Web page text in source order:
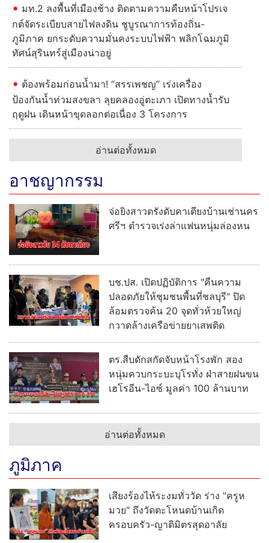
มท.2 ลงพื้นที่เมืองช้าง ติดตามความคืบหน้าโปรเจ
กต์จัดระเบียบสายไฟลงดิน ชูบูรณาการท้องถิ่น-
ภูมิภาค ยกระดับความมั่นคงระบบไฟฟ้า พลิกโฉมภูมิ
ทัศน์สุรินทร์สู่เมืองน่าอยู่
ต้องพร้อมก่อนน้ำมา! “สรรเพชญ” เร่งเครื่อง
ป้องกันน้ำท่วมสงขลา ลุยคลองอู่ตะเภา เปิดทางน้ำรับ
ฤดูฝน เดินหน้าขุดลอกต่อเนื่อง 3 โครงการ
อ่านต่อทั้งหมด
อาชญากรรม
จ่อยิงสาวตรังดับคาเตียงบ้านเช่านคร
ศรีฯ ตำรวจเร่งล่าแฟนหนุ่มล่องหน
บช.ปส. เปิดปฏิบัติการ "คืนความ
ปลอดภัยให้ชุมชนพื้นที่ชลบุรี" ปิด
ล้อมตรวจค้น 20 จุดทั่วห้วยใหญ่
กวาดล้างเครือข่ายยาเสพติด
ตร.สืบดักสกัดจับหน้าโรงพัก สอง
หนุ่มควบกระบะบุโรทั่ง ฝ่าสายฝนขน
เฮโรอีน-ไอซ์ มูลค่า 100 ล้านบาท
อ่านต่อทั้งหมด
ภูมิภาค
เสียงร้องไห้ระงมทั่ววัด ร่าง "ครูห
มวย" ถึงวัดตะโหนดบ้านเกิด
ครอบครัว-ญาติมิตรสุดอาลัย